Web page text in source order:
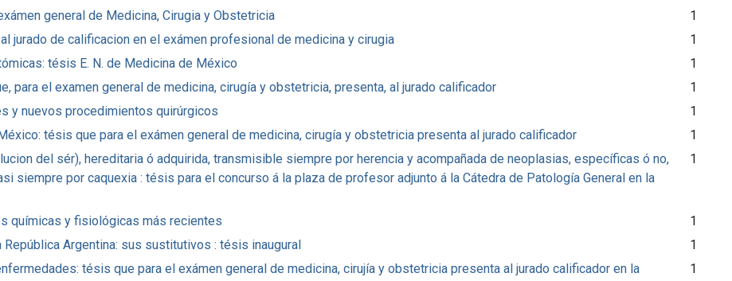
general de Medicina, Cirugia y Obstetricia
1
jurado de calificacion en el exámen profesional de medicina y cirugia
1
tésis E. N. de Medicina de México
1
para el examen general de medicina, cirugía y obstetricia, presenta, al jurado calificador
1
y nuevos procedimientos quirúrgicos
1
tésis que para el exámen general de medicina, cirugía y obstetricia presenta al jurado calificador
1
del sér), hereditaria ó adquirida, transmisible siempre por herencia y acompañada de neoplasias, específicas ó no,
siempre por caquexia : tésis para el concurso á la plaza de profesor adjunto á la Cátedra de Patología General en la
1
químicas y fisiológicas más recientes
1
Argentina: sus sustitutivos : tésis inaugural
1
tésis que para el exámen general de medicina, cirujía y obstetricia presenta al jurado calificador en la
1